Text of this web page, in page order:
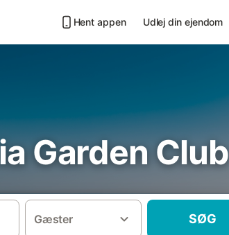
Hent appen Udlej din ejendom
Garden Club
Gæster SØG